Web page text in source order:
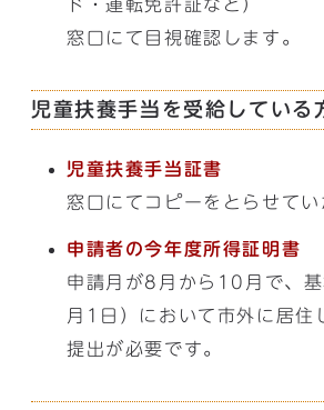
ド・運転免許証など）
窓口にて目視確認します。
児童扶養手当を受給している
児童扶養手当証書
窓口にてコピーをとらせてい
申請者の今年度所得証明書
申請月が8月から10月で、
月1日）において市外に居住
提出が必要です。